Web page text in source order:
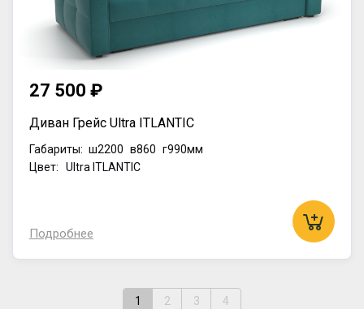
27 500 ₽
Диван Грейс Ultra ITLANTIC
Габариты: ш2200 в860 г990мм
Цвет: Ultra ITLANTIC
Подробнее
1 2 3 4